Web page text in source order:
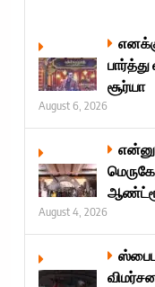
சூர்யா
August 6, 2026
August 4, 2026